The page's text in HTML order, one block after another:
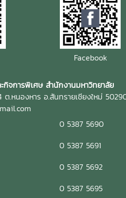
Facebook
จการพิเศษ สำนักงานมหาวิทยาลัย
.หนองหาร อ.สันทรายเชียงใหม่
ร
0 5387 5690
งิน
0 5387 5691
เศษ
0 5387 5692
ชุม
0 5387 5695